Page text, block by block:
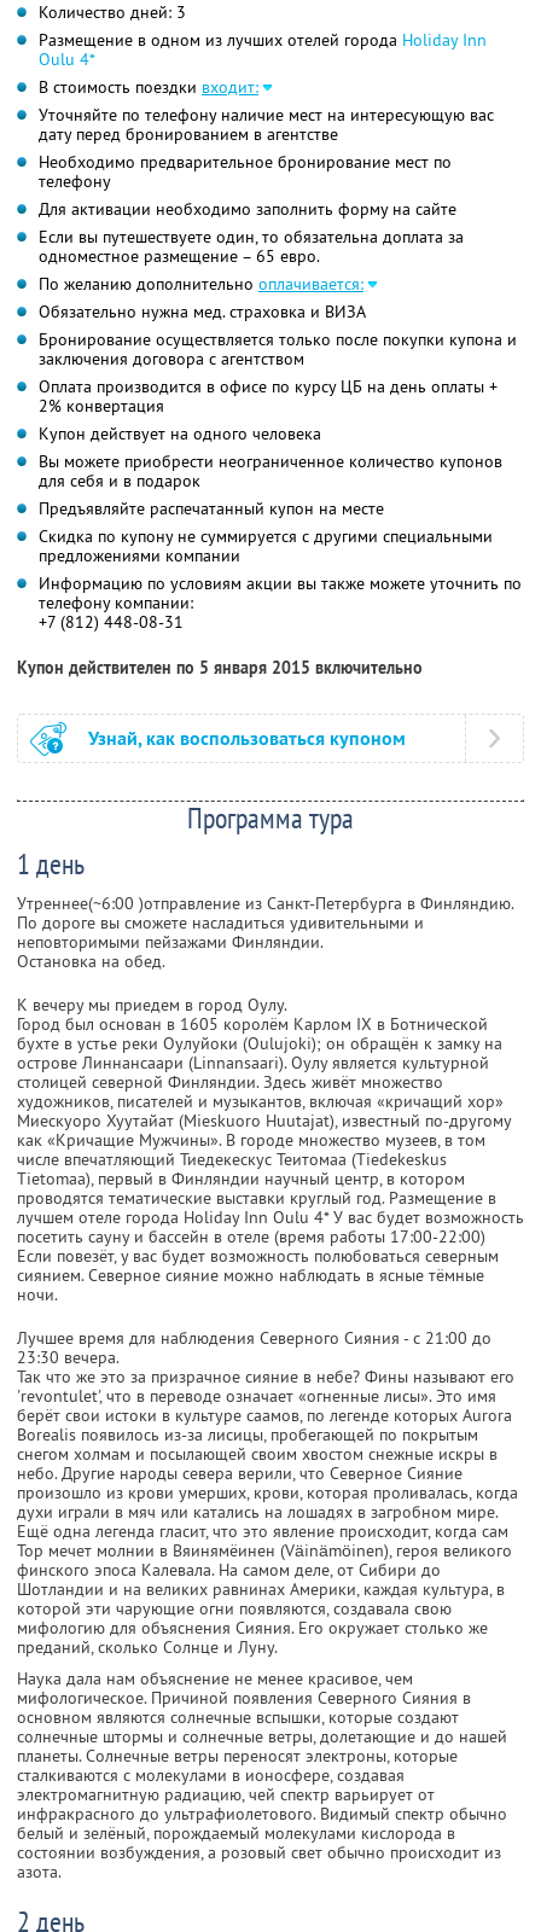
Количество дней: 3
Размещение в одном из лучших отелей города Holiday Inn
Oulu 4*
В стоимость поездки входит:
Уточняйте по телефону наличие мест на интересующую вас
дату перед бронированием в агентстве
Необходимо предварительное бронирование мест по
телефону
Для активации необходимо заполнить форму на сайте
Если вы путешествуете один, то обязательна доплата за
одноместное размещение – 65 евро.
По желанию дополнительно оплачивается:
Обязательно нужна мед. страховка и ВИЗА
Бронирование осуществляется только после покупки купона и
заключения договора с агентством
Оплата производится в офисе по курсу ЦБ на день оплаты +
2% конвертация
Купон действует на одного человека
Вы можете приобрести неограниченное количество купонов
для себя и в подарок
Предъявляйте распечатанный купон на месте
Скидка по купону не суммируется с другими специальными
предложениями компании
Информацию по условиям акции вы также можете уточнить по
телефону компании:
+7 (812) 448-08-31
Купон действителен по 5 января 2015 включительно
Узнай, как воспользоваться купоном
Программа тура
1 день
Утреннее(~6:00 )отправление из Санкт-Петербурга в Финляндию.
По дороге вы сможете насладиться удивительными и
неповторимыми пейзажами Финляндии.
Остановка на обед.
К вечеру мы приедем в город Оулу.
Город был основан в 1605 королём Карлом IX в Ботнической
бухте в устье реки Оулуйоки (Oulujoki); он обращён к замку на
острове Линнансаари (Linnansaari). Оулу является культурной
столицей северной Финляндии. Здесь живёт множество
художников, писателей и музыкантов, включая «кричащий хор»
Миескуоро Хуутайат (Mieskuoro Huutajat), известный по-другому
как «Кричащие Мужчины». В городе множество музеев, в том
числе впечатляющий Тиедекескус Теитомаа (Tiedekeskus
Tietomaa), первый в Финляндии научный центр, в котором
проводятся тематические выставки круглый год. Размещение в
лучшем отеле города Holiday Inn Oulu 4* У вас будет возможность
посетить сауну и бассейн в отеле (время работы 17:00-22:00)
Если повезёт, у вас будет возможность полюбоваться северным
сиянием. Северное сияние можно наблюдать в ясные тёмные
ночи.
Лучшее время для наблюдения Северного Сияния - с 21:00 до
23:30 вечера.
Так что же это за призрачное сияние в небе? Фины называют его
'revontulet', что в переводе означает «огненные лисы». Это имя
берёт свои истоки в культуре саамов, по легенде которых Aurora
Borealis появилось из-за лисицы, пробегающей по покрытым
снегом холмам и посылающей своим хвостом снежные искры в
небо. Другие народы севера верили, что Северное Сияние
произошло из крови умерших, крови, которая проливалась, когда
духи играли в мяч или катались на лошадях в загробном мире.
Ещё одна легенда гласит, что это явление происходит, когда сам
Тор мечет молнии в Вяинямёинен (Väinämöinen), героя великого
финского эпоса Калевала. На самом деле, от Сибири до
Шотландии и на великих равнинах Америки, каждая культура, в
которой эти чарующие огни появляются, создавала свою
мифологию для объяснения Сияния. Его окружает столько же
преданий, сколько Солнце и Луну.
Наука дала нам объяснение не менее красивое, чем
мифологическое. Причиной появления Северного Сияния в
основном являются солнечные вспышки, которые создают
солнечные штормы и солнечные ветры, долетающие и до нашей
планеты. Солнечные ветры переносят электроны, которые
сталкиваются с молекулами в ионосфере, создавая
электромагнитную радиацию, чей спектр варьирует от
инфракрасного до ультрафиолетового. Видимый спектр обычно
белый и зелёный, порождаемый молекулами кислорода в
состоянии возбуждения, а розовый свет обычно происходит из
азота.
2 день